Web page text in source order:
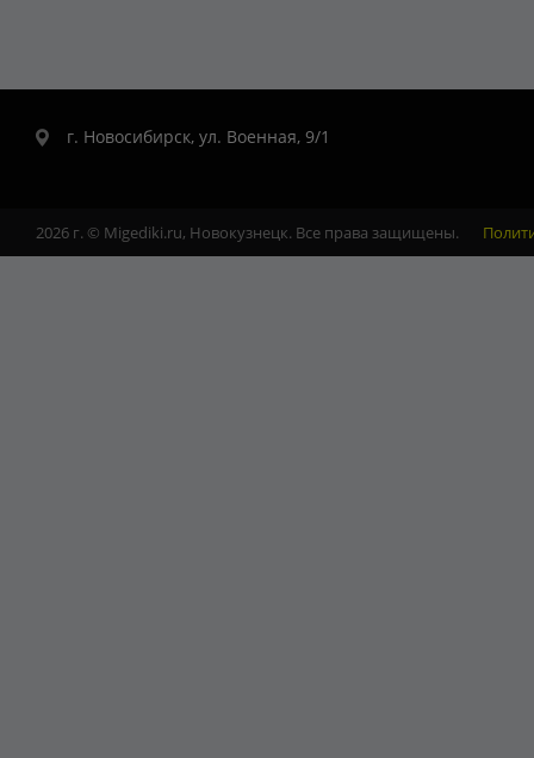
г. Новосибирск, ул. Военная, 9/1
2026 г. © Migediki.ru, Новокузнецк. Все права защищены.